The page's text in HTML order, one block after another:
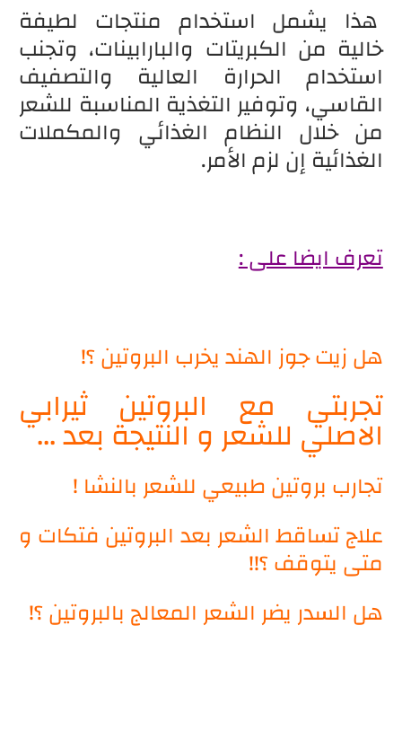
هذا يشمل استخدام منتجات لطيفة
خالية من الكبريتات والبارابينات، وتجنب
استخدام الحرارة العالية والتصفيف
القاسي، وتوفير التغذية المناسبة للشعر
من خلال النظام الغذائي والمكملات
الغذائية إن لزم الأمر.
تعرف ايضا على :
هل زيت جوز الهند يخرب البروتين ؟!
تجربتي مع البروتين ثيرابي
الاصلي للشعر و النتيجة بعد ...
تجارب بروتين طبيعي للشعر بالنشا !
علاج تساقط الشعر بعد البروتين فتكات و
متى يتوقف ؟!!
هل السدر يضر الشعر المعالج بالبروتين ؟!